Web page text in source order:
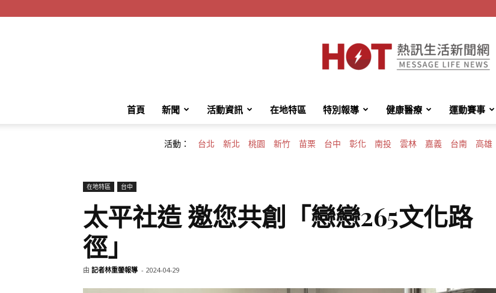
HotMessage
首頁 新聞 活動資訊 在地特區 特別報導 健康醫療 運動賽事
活動： 台北 新北 桃園 新竹 苗栗 台中 彰化 南投 雲林 嘉義 台南 高雄
在地特區 台中
太平社造 邀您共創「戀戀265文化路
徑」
由 記者林重鎣報導 - 2024-04-29